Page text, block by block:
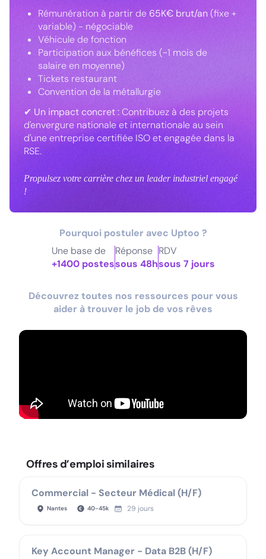
Rémunération à partir de 65K€ brut/an(fixe +
variable) - négociable
Véhicule de fonction
Participation aux bénéfices (~1 mois de
salaire en moyenne)
Tickets restaurant
Convention de la métallurgie
✔ Un impact concret :Contribuez à des projets
d'envergure nationale et internationale au sein
d'une entreprise certifiée ISO et engagée dans la
RSE.
Propulsez votre carrière chez un leader industriel engagé
!
Pourquoi postuler avec Uptoo ?
Une base de
+1400 postes
Réponse
sous 48h
RDV
sous 7 jours
Découvrez toutes nos ressources pour vous
aider à trouver le job de vos rêves
Offres d’emploi similaires
Commercial - Secteur Médical (H/F)
Nantes 40-45k 29 jours
Key Account Manager - Data B2B (H/F)